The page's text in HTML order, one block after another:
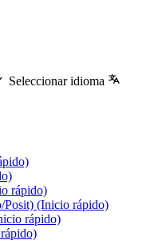
Seleccionar idioma
rápido)
Posit) (Inicio rápido)
rápido)